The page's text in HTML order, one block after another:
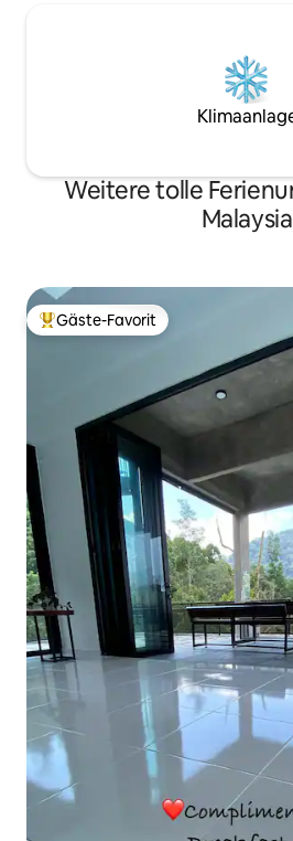
Weitere tolle
Malaysia
Beliebter Gäste-Favorit.
Gäste-Favorit